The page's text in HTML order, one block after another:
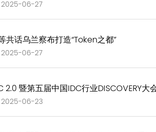
：2025-06-27
共话乌兰察布打造“Token之都”
：2025-06-27
2.0 暨第五届中国IDC行业DISCOVERY
：2025-06-23